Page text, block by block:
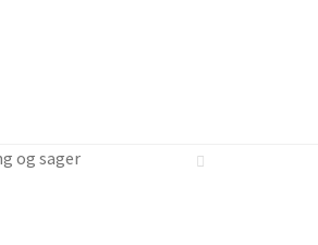
og sager